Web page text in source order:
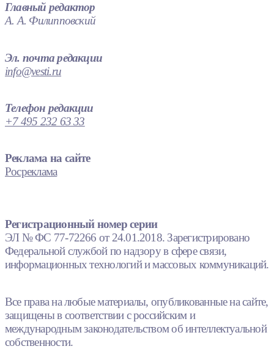
Главный редактор
А. А. Филипповский
Эл. почта редакции
info@vesti.ru
Телефон редакции
+7 495 232 63 33
Реклама на сайте
Росреклама
Регистрационный номер серии
ЭЛ № ФС 77-72266 от 24.01.2018. Зарегистрировано
Федеральной службой по надзору в сфере связи,
информационных технологий и массовых коммуникаций.
Все права на любые материалы, опубликованные на сайте,
защищены в соответствии с российским и
международным законодательством об интеллектуальной
собственности.